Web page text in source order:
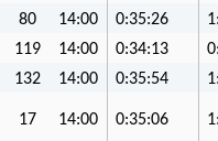
80 14:00 0:35:26
119 14:00 0:34:13
132 14:00 0:35:54
17 14:00 0:35:06